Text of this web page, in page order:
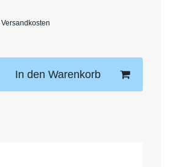
Versandkosten
In den Warenkorb